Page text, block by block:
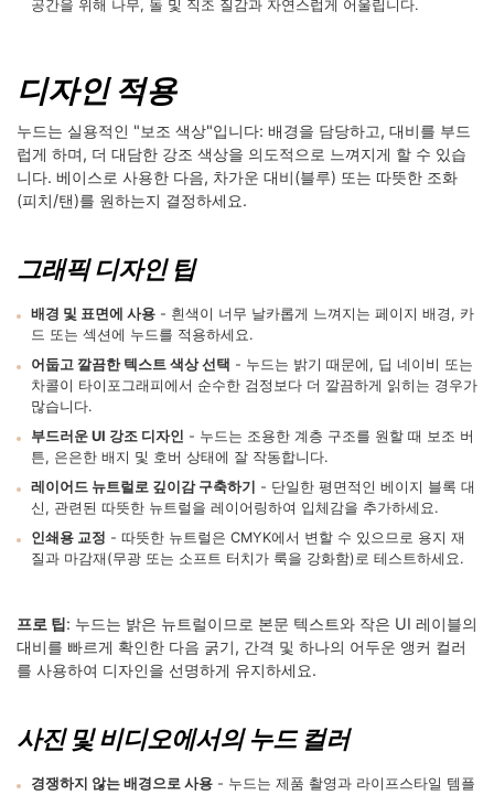
공간을 위해 나무, 돌 및 직조 질감과 자연스럽게 어울립니다.
디자인 적용
누드는 실용적인 "보조 색상"입니다: 배경을 담당하고, 대비를 부드
럽게 하며, 더 대담한 강조 색상을 의도적으로 느껴지게 할 수 있습
니다. 베이스로 사용한 다음, 차가운 대비(블루) 또는 따뜻한 조화
(피치/탠)를 원하는지 결정하세요.
그래픽 디자인 팁
배경 및 표면에 사용- 흰색이 너무 날카롭게 느껴지는 페이지 배경, 카
드 또는 섹션에 누드를 적용하세요.
어둡고 깔끔한 텍스트 색상 선택 - 누드는 밝기 때문에, 딥 네이비 또는
차콜이 타이포그래피에서 순수한 검정보다 더 깔끔하게 읽히는 경우가
많습니다.
부드러운 UI 강조 디자인 - 누드는 조용한 계층 구조를 원할 때 보조 버
튼, 은은한 배지 및 호버 상태에 잘 작동합니다.
레이어드 뉴트럴로 깊이감 구축하기
- 단일한 평면적인 베이지 블록 대
신, 관련된 따뜻한 뉴트럴을 레이어링하여 입체감을 추가하세요.
인쇄용 교정 - 따뜻한 뉴트럴은 CMYK에서 변할 수 있으므로 용지 재
질과 마감재(무광 또는 소프트 터치가 룩을 강화함)로 테스트하세요.
프로 팁: 누드는 밝은 뉴트럴이므로 본문 텍스트와 작은 UI 레이블의
대비를 빠르게 확인한 다음 굵기, 간격 및 하나의 어두운 앵커 컬러
를 사용하여 디자인을 선명하게 유지하세요.
사진 및 비디오에서의 누드 컬러
경쟁하지 않는 배경으로 사용- 누드는 제품 촬영과 라이프스타일 템플